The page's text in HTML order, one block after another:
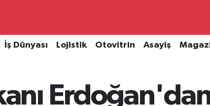
İş Dünyası Lojistik Otovitrin Asayiş